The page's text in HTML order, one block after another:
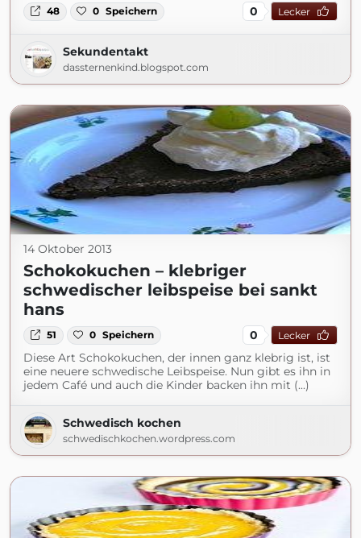
48 0 Speichern 0 Lecker
Sekundentakt
dassternenkind.blogspot.com
14 Oktober 2013
Schokokuchen – klebriger
schwedischer leibspeise bei sankt
hans
51 0 Speichern 0 Lecker
Diese Art Schokokuchen, der innen ganz klebrig ist, ist
eine neuere schwedische Leibspeise. Nun gibt es ihn in
jedem Café und auch die Kinder backen ihn mit (...)
Schwedisch kochen
schwedischkochen.wordpress.com